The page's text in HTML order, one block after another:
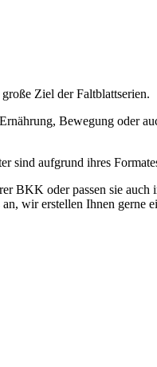
Ziel der Faltblattserien.
Bewegung oder
aufgrund ihres
BKK oder passen sie
wir erstellen Ihnen gerne